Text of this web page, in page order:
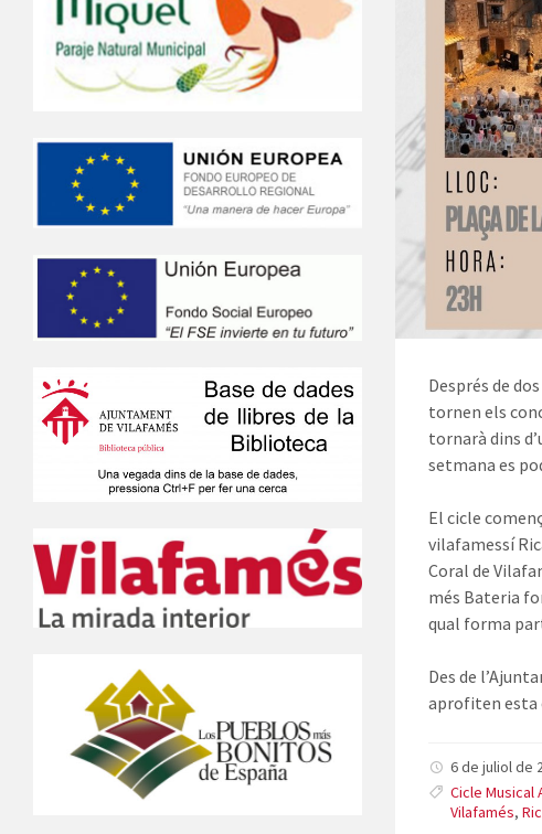
Després de
tornen els
tornarà dins
setmana es
El cicle
vilafamessí
Coral de
més Bateria
qual forma
Des de
aprofiten esta
6 de juliol de
Cicle Musical
Vilafamés,